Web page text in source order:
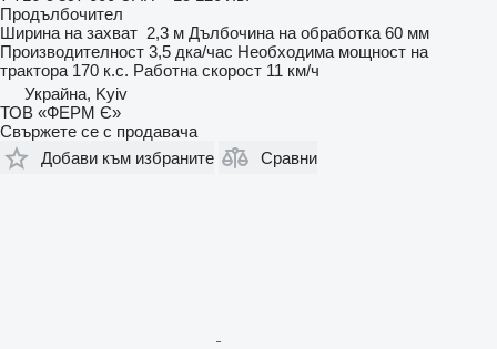
Продълбочител
Ширина на захват 2,3 м Дълбочина на обработка 60 мм
Производителност 3,5 дка/час Необходима мощност на
трактора 170 к.с. Работна скорост 11 км/ч
Украйна, Kyiv
ТОВ «ФЕРМ Є»
Свържете се с продавача
Добави към избраните
Сравни